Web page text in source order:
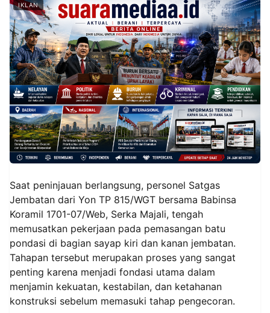
IKLAN
Saat peninjauan berlangsung, personel Satgas
Jembatan dari Yon TP 815/WGT bersama Babinsa
Koramil 1701-07/Web, Serka Majali, tengah
memusatkan pekerjaan pada pemasangan batu
pondasi di bagian sayap kiri dan kanan jembatan.
Tahapan tersebut merupakan proses yang sangat
penting karena menjadi fondasi utama dalam
menjamin kekuatan, kestabilan, dan ketahanan
konstruksi sebelum memasuki tahap pengecoran.